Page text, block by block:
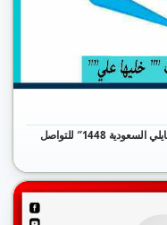
رقم خدمة كلمنى على حسابك “” خليها علي”” موبايلي السعودية 1448″ للتواصل